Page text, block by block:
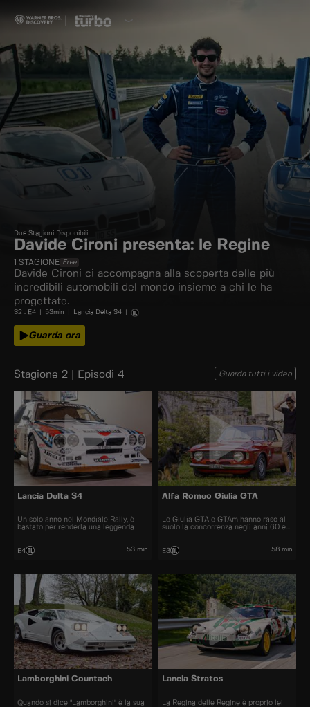
Due Stagioni Disponibili
Davide Cironi presenta: le Regine
1 STAGIONE Free
Davide Cironi ci accompagna alla scoperta delle più
incredibili automobili del mondo insieme a chi le ha
progettate.
S2 : E4 53min Lancia Delta S4
Guarda ora
Stagione 2 | Episodi 4 Guarda tutti i video
Lancia Delta S4
Un solo anno nel Mondiale Rally, è
bastato per renderla una leggenda
E4 53 min
Alfa Romeo Giulia GTA
Le Giulia GTA e GTAm hanno raso al
suolo la concorrenza negli anni 60 e
E3 58 min
Lamborghini Countach
Quando si dice "Lamborghini" è la sua
Lancia Stratos
La Regina delle Regine è proprio lei